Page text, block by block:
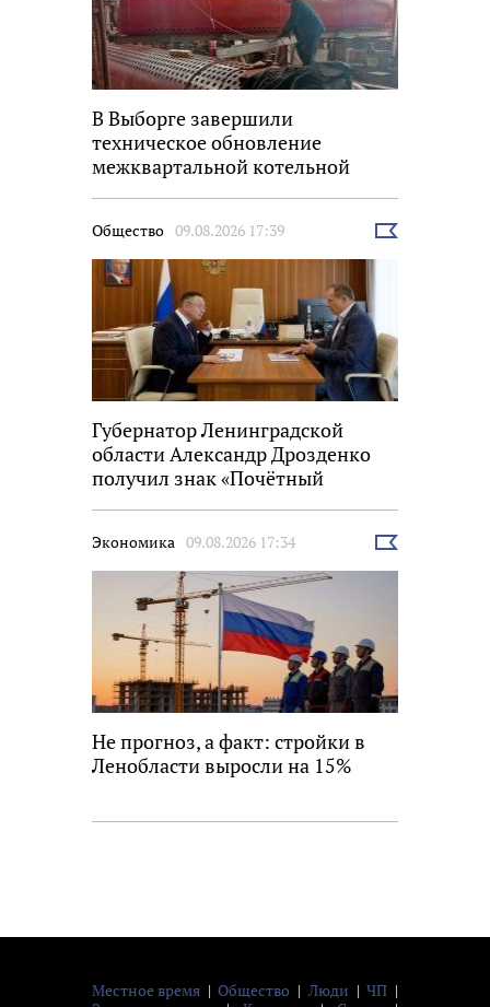
В Выборге завершили
техническое обновление
межквартальной котельной
Общество 09.08.2026 17:39
Выбрать
Губернатор Ленинградской
области Александр Дрозденко
получил знак «Почётный
Экономика 09.08.2026 17:34
Выбрать
Не прогноз, а факт: стройки в
Ленобласти выросли на 15%
Местное время | Общество | Люди | ЧП |